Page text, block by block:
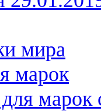
мира
марок
марок